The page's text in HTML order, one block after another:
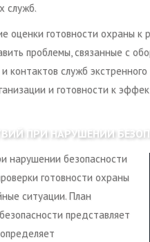
служб.
оценки готовности охраны
проблемы, связанные с
контактов служб
и готовности к
ПРИ НАРУШЕНИИ
нарушении безопасности
готовности охраны
ситуации. План
представляет